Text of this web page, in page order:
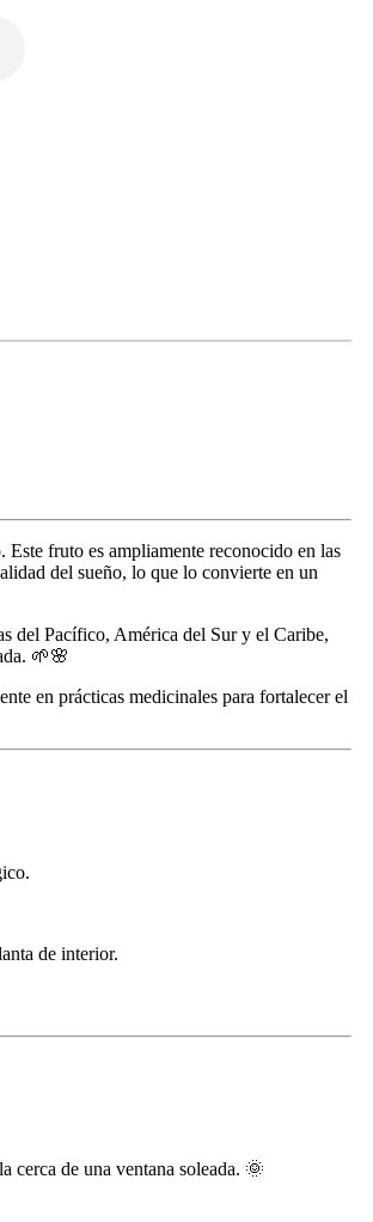
fruto es ampliamente reconocido en las
del sueño, lo que lo convierte en un
del Pacífico, América del Sur y el Caribe,
🌱🌸
en prácticas medicinales para fortalecer el
de interior.
cerca de una ventana soleada. 🌞